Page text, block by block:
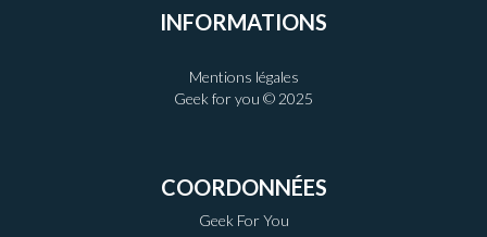
INFORMATIONS
Mentions légales
Geek for you © 2025
COORDONNÉES
Geek For You